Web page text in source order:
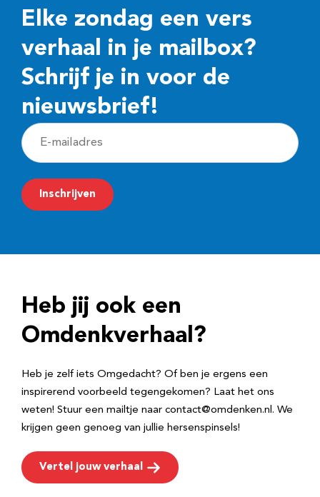
Elke zondag een vers
verhaal in je mailbox?
Schrijf je in voor de
nieuwsbrief!
E
-
m
a
r
e
Inschrijven
Heb jij ook een
Omdenkverhaal?
Heb je zelf iets Omgedacht? Of ben je ergens een
inspirerend voorbeeld tegengekomen? Laat het ons
weten! Stuur een mailtje naar contact@omdenken.nl. We
krijgen geen genoeg van jullie hersenspinsels!
Vertel jouw verhaal